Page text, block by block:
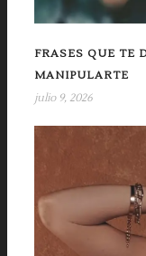
FRASES QUE TE
MANIPULARTE
julio 9, 2026